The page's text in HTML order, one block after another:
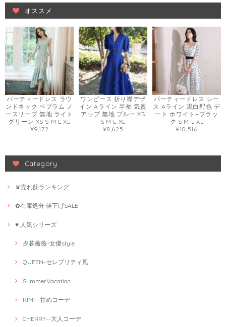
オススメ
パーティードレス ラウ
ンドネック ペプラム ノ
ースリーブ 無地 ライト
グリーン XS S M L XL
¥9,172
ワンピース 折り襟デザ
イン Aライン 半袖 気質
アップ 無地 ブルー XS
S M L XL
¥8,625
パーティードレス レー
ス Aライン 黒白配色 デ
ート ホワイト+ブラッ
ク S M L XL
¥10,516
Category
♛売れ筋ランキング
✿在庫処分 値下げSALE
♥ 人気シリーズ
夕暮薔薇-女優style
QUEEN-セレブリティ風
SummerVacation
RIMI--甘めコーデ
CHERRY--大人コーデ